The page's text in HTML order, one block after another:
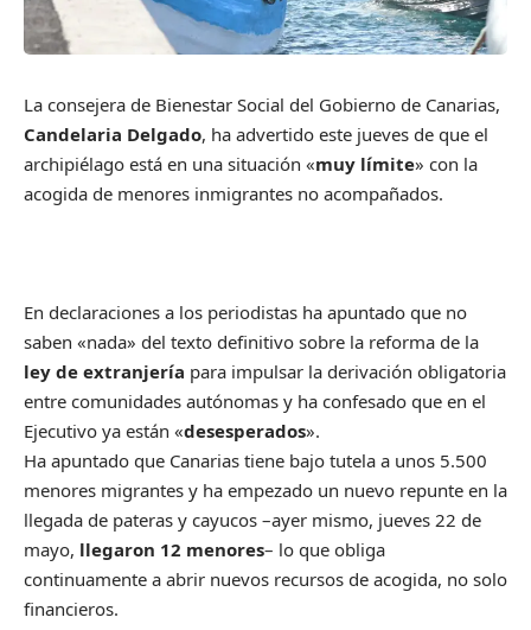
La consejera de Bienestar Social del Gobierno de Canarias,
Candelaria Delgado, ha advertido este jueves de que el
archipiélago está en una situación «muy límite» con la
acogida de menores inmigrantes no acompañados.
En declaraciones a los periodistas ha apuntado que no
saben «nada» del texto definitivo sobre la reforma de la
ley de extranjería para impulsar la derivación obligatoria
entre comunidades autónomas y ha confesado que en el
Ejecutivo ya están «desesperados».
Ha apuntado que Canarias tiene bajo tutela a unos 5.500
menores migrantes y ha empezado un nuevo repunte en la
llegada de pateras y cayucos –ayer mismo, jueves 22 de
mayo, llegaron 12 menores– lo que obliga
continuamente a abrir nuevos recursos de acogida, no solo
financieros.